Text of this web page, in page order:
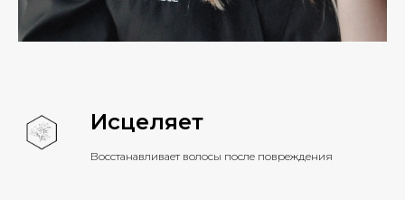
Исцеляет
Восстанавливает волосы после повреждения